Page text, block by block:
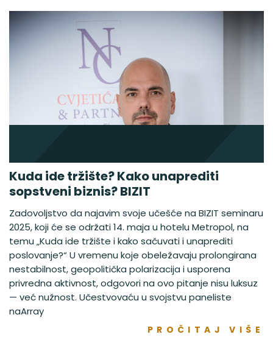
Kuda ide tržište? Kako unaprediti
sopstveni biznis? BIZIT
Zadovoljstvo da najavim svoje učešće na BIZIT seminaru
2025, koji će se održati 14. maja u hotelu Metropol, na
temu „Kuda ide tržište i kako sačuvati i unaprediti
poslovanje?“ U vremenu koje obeležavaju prolongirana
nestabilnost, geopolitička polarizacija i usporena
privredna aktivnost, odgovori na ovo pitanje nisu luksuz
— već nužnost. Učestvovaću u svojstvu paneliste
naArray
PROČITAJ VIŠE